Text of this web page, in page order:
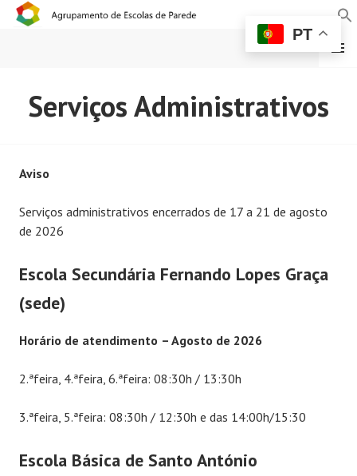
AGRUPAMENTO DE
MENU
Serviços Administrativos
Aviso
Serviços administrativos encerrados de 17 a 21 de agosto
de 2026
Escola Secundária Fernando Lopes Graça
(sede)
Horário de atendimento – Agosto de 2026
2.ªfeira, 4.ªfeira, 6.ªfeira: 08:30h / 13:30h
3.ªfeira, 5.ªfeira: 08:30h / 12:30h e das 14:00h/15:30
Escola Básica de Santo António
PT